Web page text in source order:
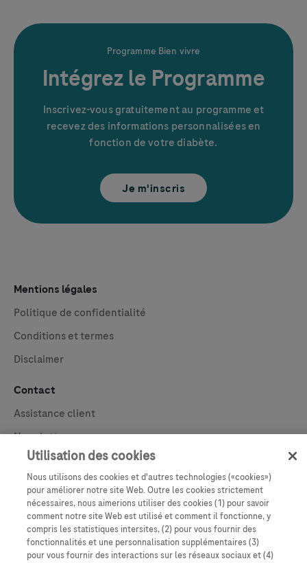
Programme Bien vivre
Intégrez le Programme
Inscrivez-vous gratuitement au programme et
recevez des informations personnalisées en
fonction de votre diabète.
Je m'inscris
Mentions légales
Politique de confidentialité
Conditions et termes
Disclaimer
Contact
Assistance client
Newsletter
A propos de Roche
Utilisation des cookies
Nous utilisons des cookies et d'autres technologies («cookies»)
pour améliorer notre site Web. Outre les cookies strictement
nécessaires, nous aimerions utiliser des cookies (1) pour savoir
comment notre site Web est utilisé et comment il fonctionne, y
compris les statistiques intersites, (2) pour vous fournir des
fonctionnalités et une personnalisation supplémentaires (3)
pour vous fournir des interactions sur les réseaux sociaux et (4)